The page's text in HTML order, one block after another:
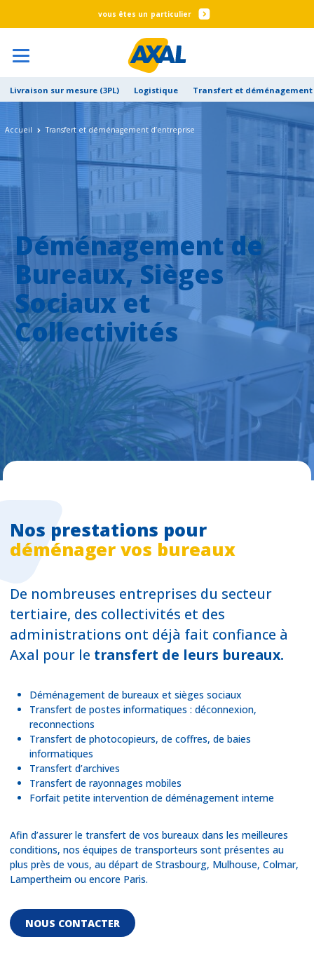
particulier
Livraison sur mesure (3PL) Logistique Transfert et déménagement
Déménagement de
Bureaux, Sièges
Sociaux et
Collectivités
Accueil Transfert et déménagement d’entreprise
Nos prestations pour
déménager vos bureaux
De nombreuses entreprises du secteur
tertiaire, des collectivités et des
administrations ont déjà fait confiance à
Axal pour le transfert de leurs bureaux.
Déménagement de bureaux et sièges sociaux
Transfert de postes informatiques : déconnexion,
reconnections
Transfert de photocopieurs, de coffres, de baies
informatiques
Transfert d’archives
Transfert de rayonnages mobiles
Forfait petite intervention de déménagement interne
Afin d’assurer le transfert de vos bureaux dans les meilleures
conditions, nos équipes de transporteurs sont présentes au
plus près de vous, au départ de Strasbourg, Mulhouse, Colmar,
Lampertheim ou encore Paris.
NOUS CONTACTER